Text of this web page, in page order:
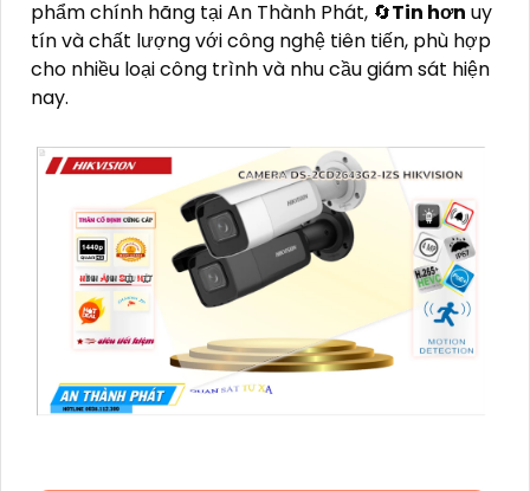
phẩm chính hãng tại An Thành Phát, 🔄Tin hơn uy
tín và chất lượng với công nghệ tiên tiến, phù hợp
cho nhiều loại công trình và nhu cầu giám sát hiện
nay.